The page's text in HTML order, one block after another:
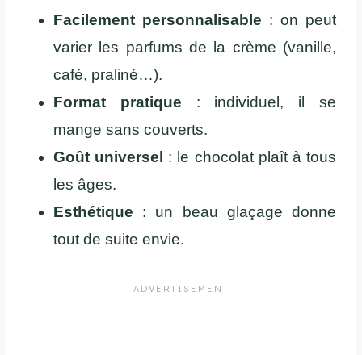
Facilement personnalisable : on peut
varier les parfums de la crème (vanille,
café, praliné…).
Format pratique : individuel, il se
mange sans couverts.
Goût universel
: le chocolat plaît à tous
les âges.
Esthétique : un beau glaçage donne
tout de suite envie.